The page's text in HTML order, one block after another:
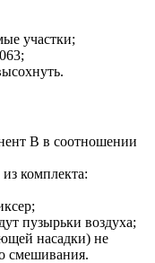
участки;
В в соотношении
комплекта:
пузырьки воздуха;
насадки) не
смешивания.